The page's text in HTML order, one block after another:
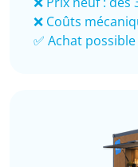
❌ Coûts
✅ Achat